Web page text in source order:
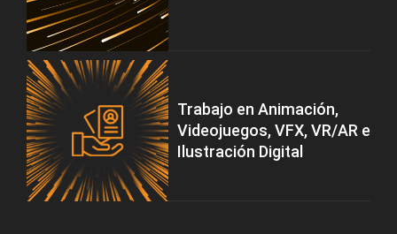
Trabajo en Animación,
Videojuegos, VFX, VR/AR e
Ilustración Digital